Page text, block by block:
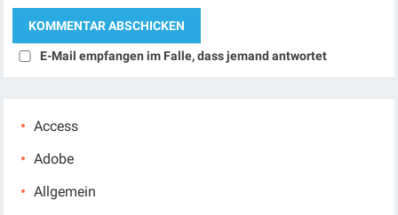
E-Mail empfangen im Falle, dass jemand antwortet
Access
Adobe
Allgemein